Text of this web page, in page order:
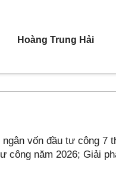
Hoàng Trung Hải
vốn đầu tư công 7
công năm 2026; Giải